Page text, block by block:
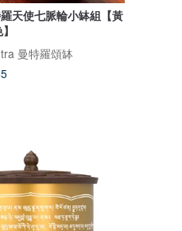
天使七脈輪小缽組【黃
曼特羅頌缽